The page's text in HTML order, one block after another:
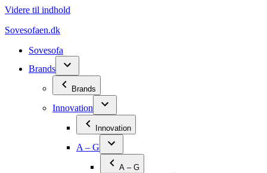
Videre til indhold
Sovesofaen.dk
Sovesofa
Brands
Brands
Innovation
Innovation
A – G
A – G